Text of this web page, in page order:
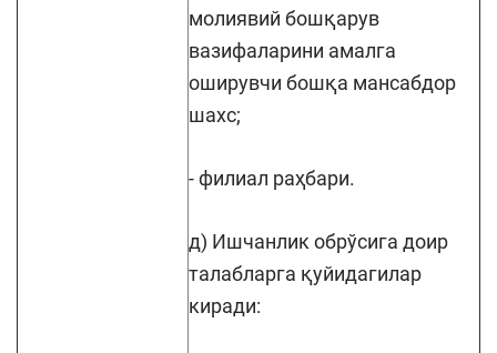
молиявий бошқарув
вазифаларини амалга
оширувчи бошқа мансабдор
шахс;
- филиал раҳбари.
д) Ишчанлик обрўсига доир
талабларга қуйидагилар
киради: